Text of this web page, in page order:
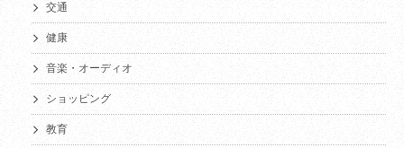
交通
健康
音楽・オーディオ
ショッピング
教育